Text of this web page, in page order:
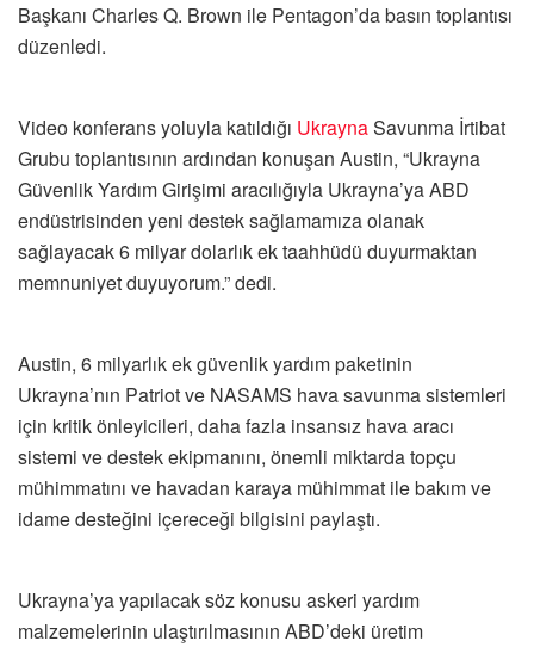
Başkanı Charles Q. Brown ile Pentagon’da basın toplantısı
düzenledi.
Video konferans yoluyla katıldığı UkraynaSavunma İrtibat
Grubu toplantısının ardından konuşan Austin, “Ukrayna
Güvenlik Yardım Girişimi aracılığıyla Ukrayna’ya ABD
endüstrisinden yeni destek sağlamamıza olanak
sağlayacak 6 milyar dolarlık ek taahhüdü duyurmaktan
memnuniyet duyuyorum.” dedi.
Austin, 6 milyarlık ek güvenlik yardım paketinin
Ukrayna’nın Patriot ve NASAMS hava savunma sistemleri
için kritik önleyicileri, daha fazla insansız hava aracı
sistemi ve destek ekipmanını, önemli miktarda topçu
mühimmatını ve havadan karaya mühimmat ile bakım ve
idame desteğini içereceği bilgisini paylaştı.
Ukrayna’ya yapılacak söz konusu askeri yardım
malzemelerinin ulaştırılmasının ABD’deki üretim